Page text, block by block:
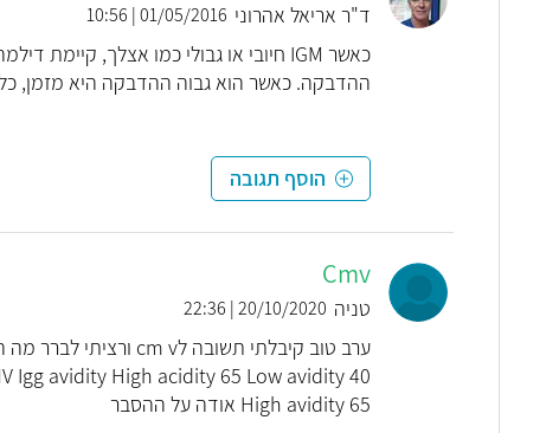
ד"ר אריאל אהרוני 01/05/2016 | 10:56
ההדבקה. כאשר הוא גבוה ההדבקה היא מזמן,
הוסף תגובה
Cmv
טניה 20/10/2020 | 22:36
Igg avidity High acidity 65 Low avidity 40
High avidity 65 אודה על ההסבר